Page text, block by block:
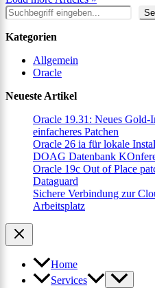
Suchen
Kategorien
Allgemein
Oracle
Neueste Artikel
Oracle 19.31: Neues
einfacheres Patchen
Oracle 26 ia für lokale
DOAG Datenbank
Oracle 19c Out of Place
Dataguard
Sichere Verbindung zur
Arbeitsplatz
Home
Services